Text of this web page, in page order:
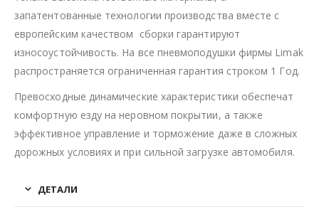
запатентованные технологии производства вместе с
европейским качеством сборки гарантируют
износоустойчивость. На все пневмоподушки фирмы Limak
распространяется ограниченная гарантия строком 1 Год.
Превосходные динамические характеристики обеспечат
комфортную езду на неровном покрытии, а также
эффективное управление и торможение даже в сложных
дорожных условиях и при сильной загрузке автомобиля.
ДЕТАЛИ